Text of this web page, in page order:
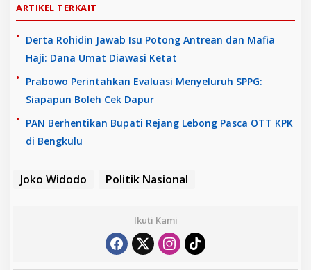
ARTIKEL TERKAIT
Derta Rohidin Jawab Isu Potong Antrean dan Mafia
Haji: Dana Umat Diawasi Ketat
Prabowo Perintahkan Evaluasi Menyeluruh SPPG:
Siapapun Boleh Cek Dapur
PAN Berhentikan Bupati Rejang Lebong Pasca OTT KPK
di Bengkulu
Joko Widodo Politik Nasional
Ikuti Kami